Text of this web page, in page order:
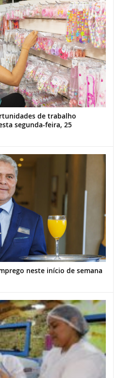
de trabalho
segunda-feira, 25
neste início de semana